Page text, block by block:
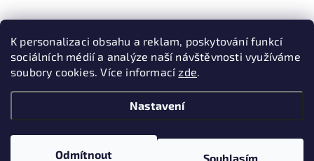
K personalizaci obsahu a reklam, poskytování funkcí
sociálních médií a analýze naší návštěvnosti využíváme
soubory cookies. Více informacízde.
Nastavení
Odmítnout Souhlasím